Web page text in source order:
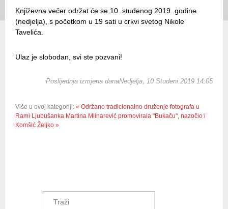
Književna večer održat će se 10. studenog 2019. godine
(nedjelja), s početkom u 19 sati u crkvi svetog Nikole
Tavelića.
Ulaz je slobodan, svi ste pozvani!
Poslijednja izmjena danaNedjelja, 10 Studeni 2019 14:05
Više u ovoj kategoriji: « Održano tradicionalno druženje fotografa u
Rami Ljubušanka Martina Mlinarević promovirala "Bukaču", nazočio i
Komšić Željko »